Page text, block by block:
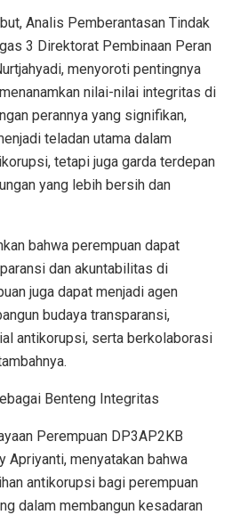
Analis Pemberantasan Tindak
3 Direktorat Pembinaan Peran
menyoroti pentingnya
nilai-nilai integritas di
perannya yang signifikan,
teladan utama dalam
tetapi juga garda terdepan
yang lebih bersih dan
bahwa perempuan dapat
dan akuntabilitas di
juga dapat menjadi agen
budaya transparansi,
antikorupsi, serta berkolaborasi
Benteng Integritas
Perempuan DP3AP2KB
Apriyanti, menyatakan bahwa
antikorupsi bagi perempuan
dalam membangun kesadaran